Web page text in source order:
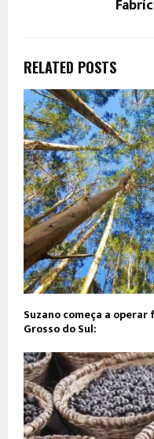
RELATED POSTS
Suzano começa a
Grosso do Sul: